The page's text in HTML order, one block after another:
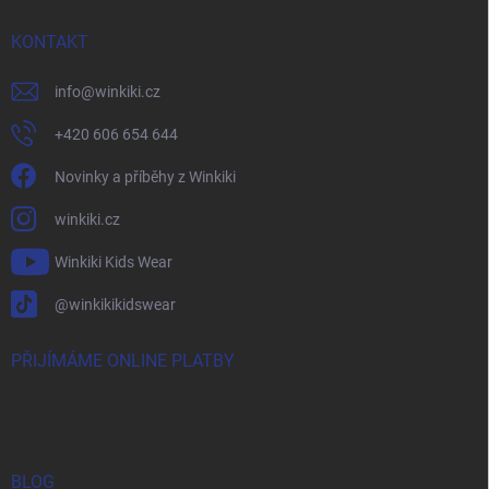
KONTAKT
info@winkiki.cz
+420 606 654 644
Novinky a příběhy z Winkiki
winkiki.cz
Winkiki Kids Wear
@winkikikidswear
PŘIJÍMÁME ONLINE PLATBY
BLOG